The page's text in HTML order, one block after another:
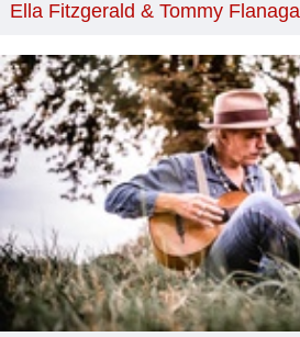
Ella Fitzgerald & Tommy